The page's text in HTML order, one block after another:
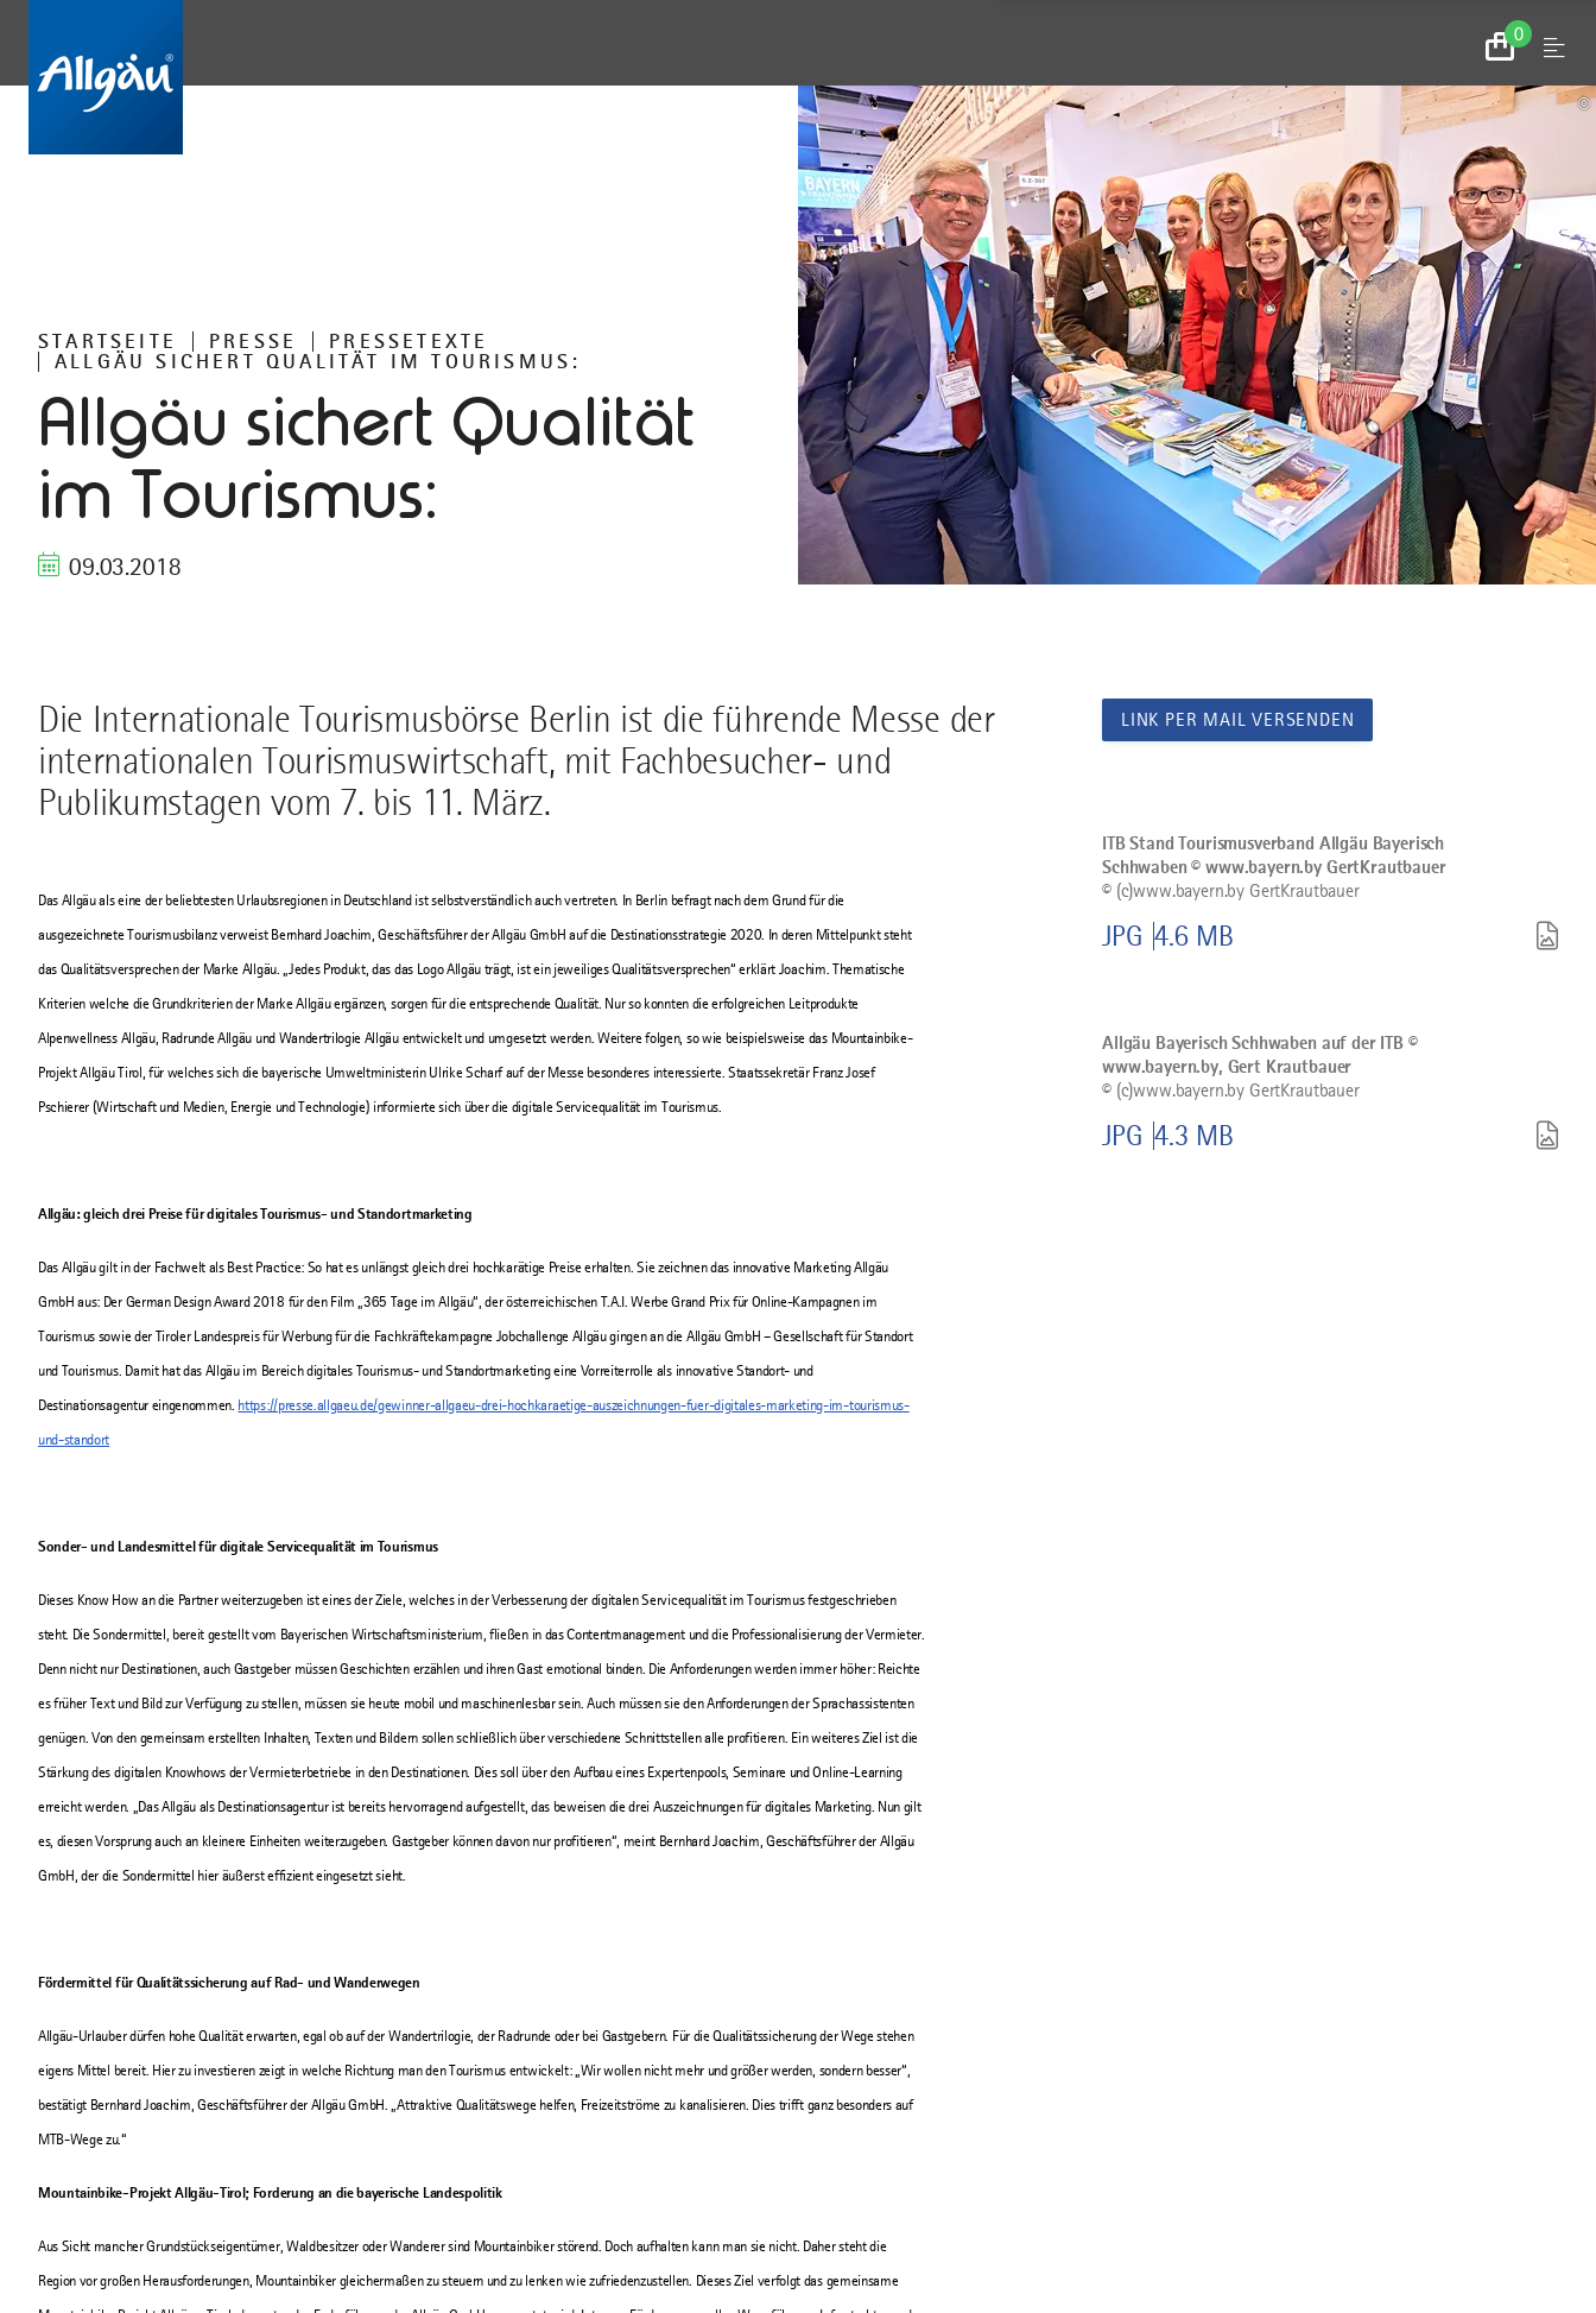
0
Zum
Warenkorb
Menu
STARTSEITE PRESSE
PRESSETEXTE
ALLGÄU SICHERT QUALITÄT IM TOURISMUS:
Allgäu sichert Qualität
im Tourismus:
09.03.2018
©
Die Internationale Tourismusbörse Berlin ist die führende Messe der
internationalen Tourismuswirtschaft, mit Fachbesucher- und
Publikumstagen vom 7. bis 11. März.
Das Allgäu als eine der beliebtesten Urlaubsregionen in Deutschland ist selbstverständlich auch vertreten. In Berlin befragt nach dem Grund für die
ausgezeichnete Tourismusbilanz verweist Bernhard Joachim, Geschäftsführer der Allgäu GmbH auf die Destinationsstrategie 2020. In deren Mittelpunkt steht
das Qualitätsversprechen der Marke Allgäu. „Jedes Produkt, das das Logo Allgäu trägt, ist ein jeweiliges Qualitätsversprechen“ erklärt Joachim. Thematische
Kriterien welche die Grundkriterien der Marke Allgäu ergänzen, sorgen für die entsprechende Qualität. Nur so konnten die erfolgreichen Leitprodukte
Alpenwellness Allgäu, Radrunde Allgäu und Wandertrilogie Allgäu entwickelt und umgesetzt werden. Weitere folgen, so wie beispielsweise das Mountainbike-
Projekt Allgäu Tirol, für welches sich die bayerische Umweltministerin Ulrike Scharf auf der Messe besonderes interessierte. Staatssekretär Franz Josef
Pschierer (Wirtschaft und Medien, Energie und Technologie) informierte sich über die digitale Servicequalität im Tourismus.
Allgäu: gleich drei Preise für digitales Tourismus- und Standortmarketing
Das Allgäu gilt in der Fachwelt als Best Practice: So hat es unlängst gleich drei hochkarätige Preise erhalten. Sie zeichnen das innovative Marketing Allgäu
GmbH aus: Der German Design Award 2018 für den Film „365 Tage im Allgäu“, der österreichischen T.A.I. Werbe Grand Prix für Online-Kampagnen im
Tourismus sowie der Tiroler Landespreis für Werbung für die Fachkräftekampagne Jobchallenge Allgäu gingen an die Allgäu GmbH – Gesellschaft für Standort
und Tourismus. Damit hat das Allgäu im Bereich digitales Tourismus- und Standortmarketing eine Vorreiterrolle als innovative Standort- und
Destinationsagentur eingenommen. https://presse.allgaeu.de/gewinner-allgaeu-drei-hochkaraetige-auszeichnungen-fuer-digitales-marketing-im-tourismus-
und-standort
Sonder- und Landesmittel für digitale Servicequalität im Tourismus
Dieses Know How an die Partner weiterzugeben ist eines der Ziele, welches in der Verbesserung der digitalen Servicequalität im Tourismus festgeschrieben
steht. Die Sondermittel, bereit gestellt vom Bayerischen Wirtschaftsministerium, fließen in das Contentmanagement und die Professionalisierung der Vermieter.
Denn nicht nur Destinationen, auch Gastgeber müssen Geschichten erzählen und ihren Gast emotional binden. Die Anforderungen werden immer höher: Reichte
es früher Text und Bild zur Verfügung zu stellen, müssen sie heute mobil und maschinenlesbar sein. Auch müssen sie den Anforderungen der Sprachassistenten
genügen. Von den gemeinsam erstellten Inhalten, Texten und Bildern sollen schließlich über verschiedene Schnittstellen alle profitieren. Ein weiteres Ziel ist die
Stärkung des digitalen Knowhows der Vermieterbetriebe in den Destinationen. Dies soll über den Aufbau eines Expertenpools, Seminare und Online-Learning
erreicht werden. „Das Allgäu als Destinationsagentur ist bereits hervorragend aufgestellt, das beweisen die drei Auszeichnungen für digitales Marketing. Nun gilt
es, diesen Vorsprung auch an kleinere Einheiten weiterzugeben. Gastgeber können davon nur profitieren“, meint Bernhard Joachim, Geschäftsführer der Allgäu
GmbH, der die Sondermittel hier äußerst effizient eingesetzt sieht.
Fördermittel für Qualitätssicherung auf Rad- und Wanderwegen
Allgäu-Urlauber dürfen hohe Qualität erwarten, egal ob auf der Wandertrilogie, der Radrunde oder bei Gastgebern. Für die Qualitätssicherung der Wege stehen
eigens Mittel bereit. Hier zu investieren zeigt in welche Richtung man den Tourismus entwickelt: „Wir wollen nicht mehr und größer werden, sondern besser“,
bestätigt Bernhard Joachim, Geschäftsführer der Allgäu GmbH. „Attraktive Qualitätswege helfen, Freizeitströme zu kanalisieren. Dies trifft ganz besonders auf
MTB-Wege zu.“
Mountainbike-Projekt Allgäu-Tirol; Forderung an die bayerische Landespolitik
Aus Sicht mancher Grundstückseigentümer, Waldbesitzer oder Wanderer sind Mountainbiker störend. Doch aufhalten kann man sie nicht. Daher steht die
Region vor großen Herausforderungen, Mountainbiker gleichermaßen zu steuern und zu lenken wie zufriedenzustellen. Dieses Ziel verfolgt das gemeinsame
LINK PER MAIL VERSENDEN
ITB Stand Tourismusverband Allgäu Bayerisch
Schhwaben © www.bayern.by GertKrautbauer
©(c)www.bayern.by GertKrautbauer
JPG 4.6 MB
Stand
Tourismusverband
Allgäu
Bayerisch
©
www.bayern.by
Allgäu Bayerisch Schhwaben auf der ITB ©
www.bayern.by, Gert Krautbauer
©(c)www.bayern.by GertKrautbauer
JPG 4.3 MB
Bayerisch
Schhwaben
auf
der
©
www.bayern.by,